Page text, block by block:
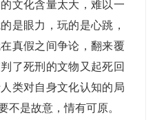
文化含量太大，难以一
是眼力，玩的是心跳，
真假之间争论，翻来覆
了死刑的文物又起死回
类对自身文化认知的局
不是故意，情有可原。